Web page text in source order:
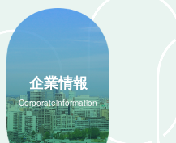
企業情報
Corporateinformation